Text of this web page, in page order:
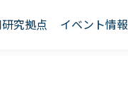
究拠点 イベント情報